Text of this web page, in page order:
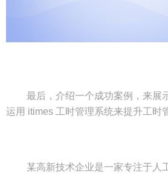
最后，介绍一个成功案例，来展
运用 itimes 工时管理系统来提升工时
某高新技术企业是一家专注于人